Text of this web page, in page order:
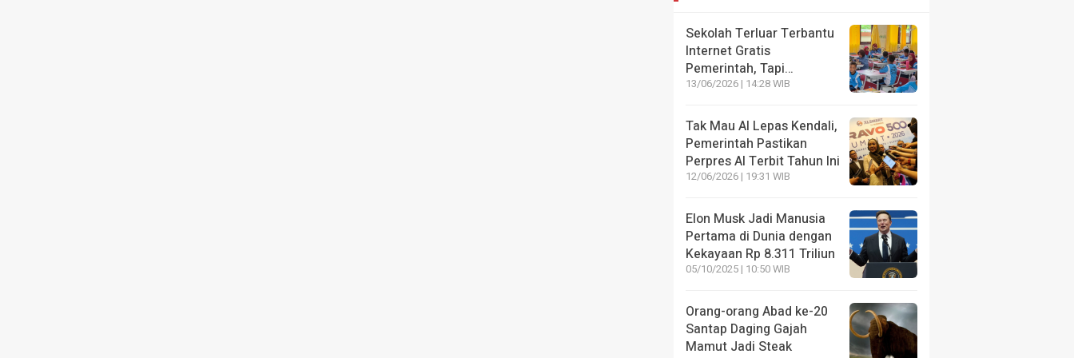
Sekolah Terluar Terbantu
Internet Gratis
Pemerintah, Tapi…
13/06/2026 | 14:28 WIB
Tak Mau AI Lepas Kendali,
Pemerintah Pastikan
Perpres AI Terbit Tahun Ini
12/06/2026 | 19:31 WIB
Elon Musk Jadi Manusia
Pertama di Dunia dengan
Kekayaan Rp 8.311 Triliun
05/10/2025 | 10:50 WIB
Orang-orang Abad ke-20
Santap Daging Gajah
Mamut Jadi Steak